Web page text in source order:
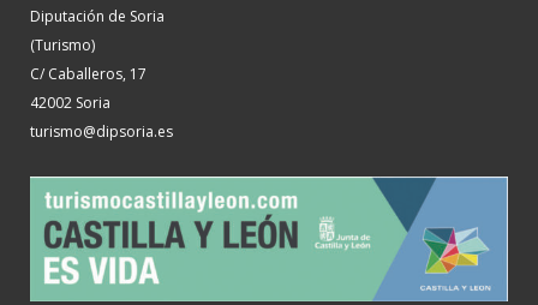
Diputación de Soria
(Turismo)
C/ Caballeros, 17
42002 Soria
turismo@dipsoria.es